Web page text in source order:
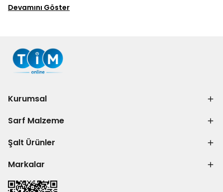
Devamını Göster
Kurumsal
Sarf Malzeme
Şalt Ürünler
Markalar